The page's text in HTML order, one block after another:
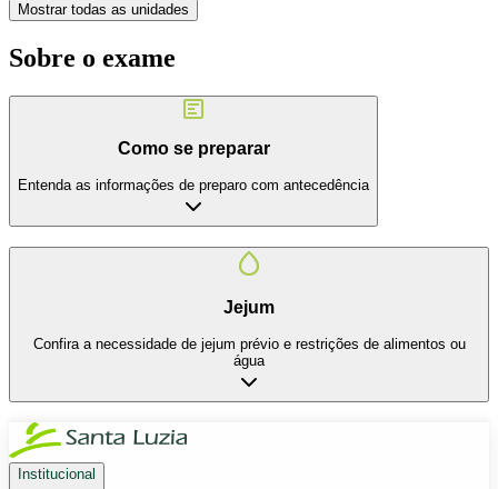
Mostrar todas as unidades
Sobre o exame
Como se preparar
Entenda as informações de preparo com antecedência
Jejum
Confira a necessidade de jejum prévio e restrições de alimentos ou
água
Institucional